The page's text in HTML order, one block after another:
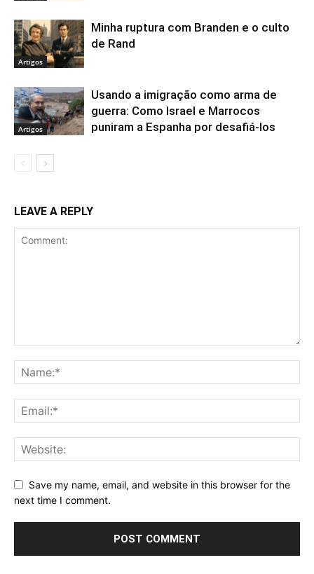
Artigos
Minha ruptura com Branden e o culto
de Rand
Artigos
Usando a imigração como arma de
guerra: Como Israel e Marrocos
puniram a Espanha por desafiá-los
LEAVE A REPLY
Save my name, email, and website in this browser for the
next time I comment.